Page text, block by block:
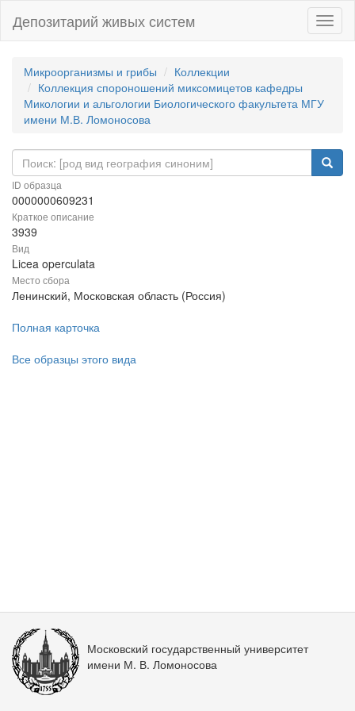
Депозитарий живых систем
Микроорганизмы и грибы
Коллекции
Коллекция спороношений миксомицетов кафедры
Микологии и альгологии Биологического факультета МГУ
имени М.В. Ломоносова
ID образца
0000000609231
Краткое описание
3939
Вид
Licea operculata
Место сбора
Ленинский, Московская область (Россия)
Полная карточка
Все образцы этого вида
Московский государственный университет
имени М. В. Ломоносова